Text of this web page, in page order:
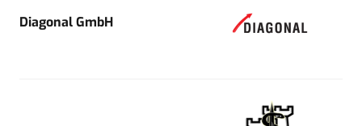
Diagonal GmbH